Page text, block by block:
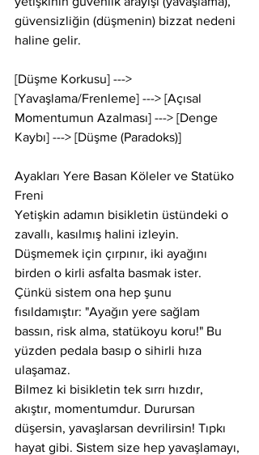
güvensizliğin (düşmenin) bizzat nedeni
haline gelir.
[Düşme Korkusu] --->
[Yavaşlama/Frenleme] ---> [Açısal
Momentumun Azalması] ---> [Denge
Kaybı] ---> [Düşme (Paradoks)]
Ayakları Yere Basan Köleler ve Statüko
Freni
Yetişkin adamın bisikletin üstündeki o
zavallı, kasılmış halini izleyin.
Düşmemek için çırpınır, iki ayağını
birden o kirli asfalta basmak ister.
Çünkü sistem ona hep şunu
fısıldamıştır: "Ayağın yere sağlam
bassın, risk alma, statükoyu koru!" Bu
yüzden pedala basıp o sihirli hıza
ulaşamaz.
Bilmez ki bisikletin tek sırrı hızdır,
akıştır, momentumdur. Durursan
düşersin, yavaşlarsan devrilirsin! Tıpkı
hayat gibi. Sistem size hep yavaşlamayı,